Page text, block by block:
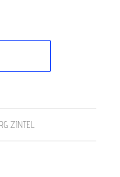
ZINTEL